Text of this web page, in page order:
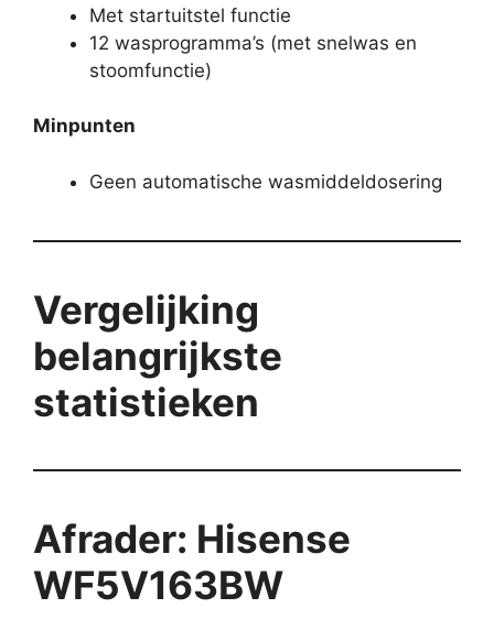
Met startuitstel functie
12 wasprogramma’s (met snelwas en
stoomfunctie)
Minpunten
Geen automatische wasmiddeldosering
Vergelijking
belangrijkste
statistieken
Afrader: Hisense
WF5V163BW